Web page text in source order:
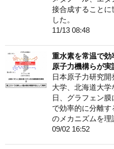
接合成すること
した。
11/13 08:48
重水素を常温で
原子力機構らが実
日本原子力研究
大学、北海道大
日、グラフェン
で効率的に分離
のメカニズムを理
09/02 16:52